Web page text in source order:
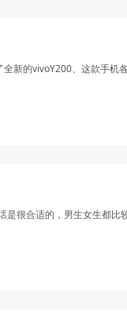
新的vivoY200、这款手机
很合适的，男生女生都比